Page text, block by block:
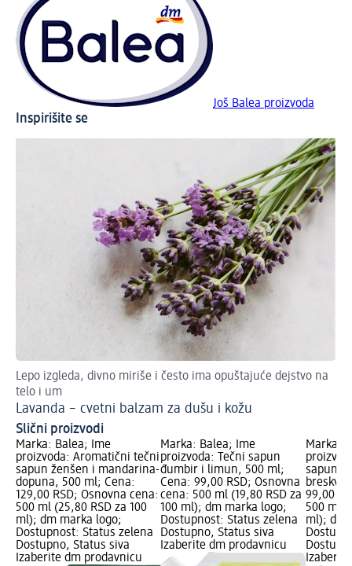
Još Balea proizvoda
Inspirišite se
Lepo izgleda, divno miriše i često ima opuštajuće dejstvo na
telo i um
Lavanda – cvetni balzam za dušu i kožu
Slični proizvodi
Marka: Balea; Ime
proizvoda: Aromatični tečni
sapun ženšen i mandarina-
dopuna, 500 ml; Cena:
129,00 RSD; Osnovna cena:
500 ml (25,80 RSD za 100
ml); dm marka logo;
Dostupnost: Status zelena
Dostupno, Status siva
Izaberite dm prodavnicu
Marka: Balea; Ime
proizvoda: Tečni sapun
đumbir i limun, 500 ml;
Cena: 99,00 RSD; Osnovna
cena: 500 ml (19,80 RSD za
100 ml); dm marka logo;
Dostupnost: Status zelena
Dostupno, Status siva
Izaberite dm prodavnicu
Marka:
sapun
99,00
500 ml
ml); dm